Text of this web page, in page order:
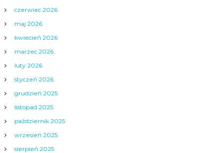
czerwiec 2026
maj 2026
kwiecień 2026
marzec 2026
luty 2026
styczeń 2026
grudzień 2025
listopad 2025
październik 2025
wrzesień 2025
sierpień 2025